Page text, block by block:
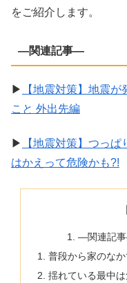
をご紹介します。
—関連記事—
▶
【地震対策】地震
こと 外出先編
▶
【地震対策】つっ
はかえって危険かも?!
—関連記
普段から家のな
揺れている最中